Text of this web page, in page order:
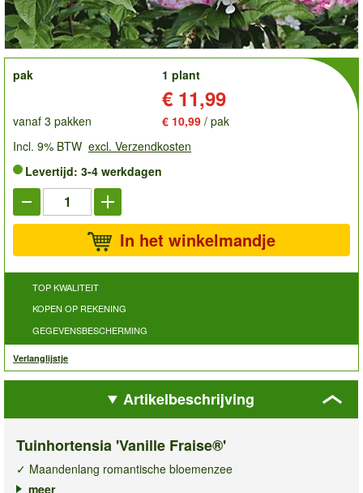
order
pak
1 plant
€ 11,99
vanaf 3 pakken € 10,99 / pak
Incl. 9% BTW excl. Verzendkosten
Levertijd: 3-4 werkdagen
In het winkelmandje
TOP KWALITEIT
KOPEN OP REKENING
GEGEVENSBESCHERMING
Verlanglijstje
Artikelbeschrijving
Tuinhortensia 'Vanille Fraise®'
✓ Maandenlang romantische bloemenzee
✓ Bloemen veranderen in de zomer van kleur
meer